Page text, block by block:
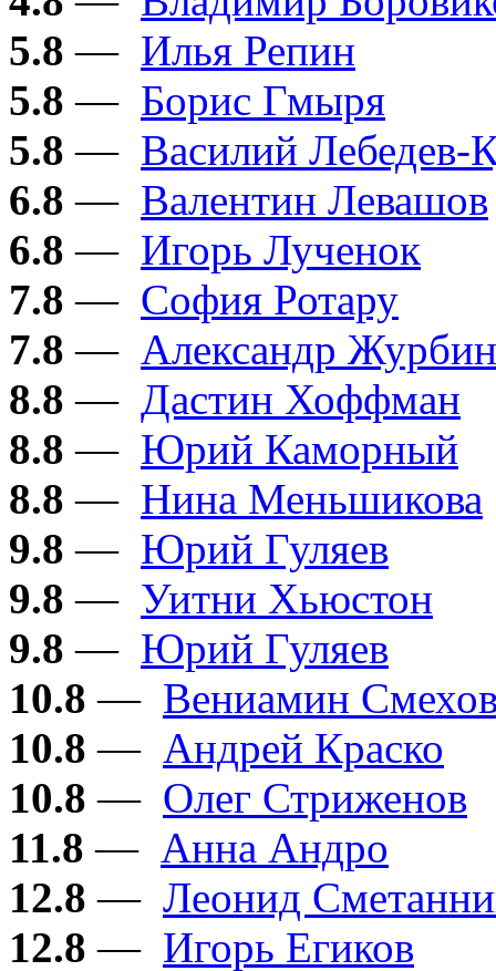
5.8 — Илья Репин
5.8 — Борис Гмыря
5.8 — Василий Лебедев-
6.8 — Валентин Левашов
6.8 — Игорь Лученок
7.8 — София Ротару
7.8 — Александр Журбин
8.8 — Дастин Хоффман
8.8 — Юрий Каморный
8.8 — Нина Меньшикова
9.8 — Юрий Гуляев
9.8 — Уитни Хьюстон
9.8 — Юрий Гуляев
10.8 — Вениамин
10.8 — Андрей Краско
10.8 — Олег Стриженов
11.8 — Анна Андро
12.8 — Леонид
12.8 — Игорь Егиков